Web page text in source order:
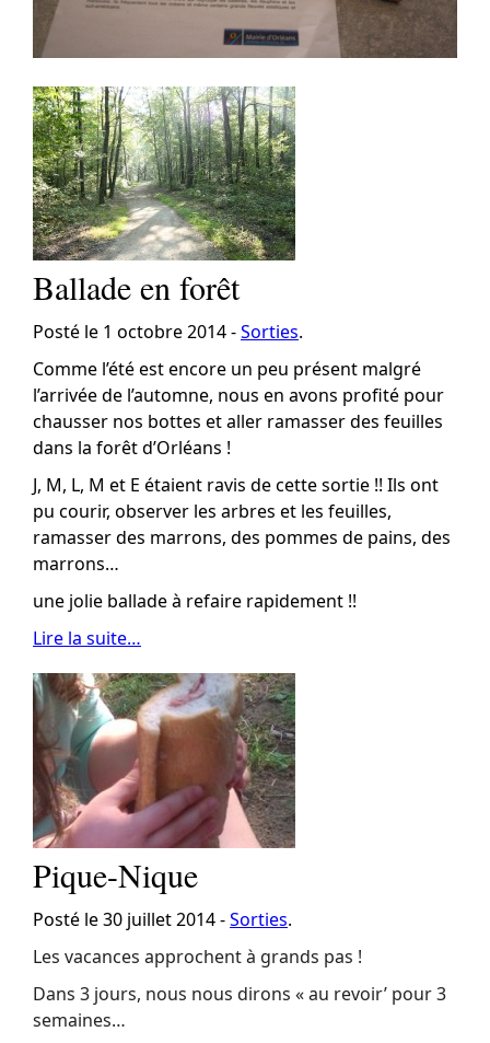
Ballade en forêt
Posté le 1 octobre 2014 -Sorties.
Comme l’été est encore un peu présent malgré
l’arrivée de l’automne, nous en avons profité pour
chausser nos bottes et aller ramasser des feuilles
dans la forêt d’Orléans !
J, M, L, M et E étaient ravis de cette sortie !! Ils ont
pu courir, observer les arbres et les feuilles,
ramasser des marrons, des pommes de pains, des
marrons…
une jolie ballade à refaire rapidement !!
Lire la suite…
Pique-Nique
Posté le 30 juillet 2014 -Sorties.
Les vacances approchent à grands pas !
Dans 3 jours, nous nous dirons « au revoir’ pour 3
semaines…